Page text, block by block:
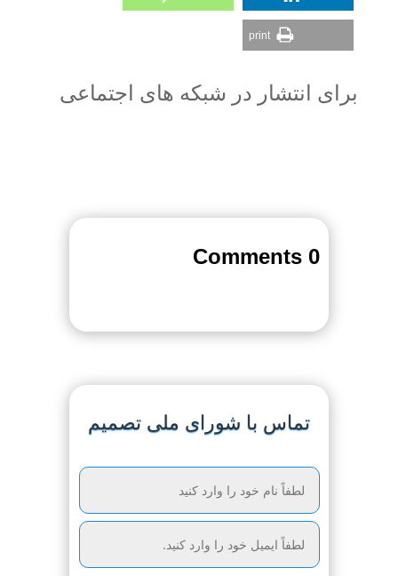
print
برای انتشار در شبکه های اجتماعی
0 Comments
تماس با شورای ملی تصمیم